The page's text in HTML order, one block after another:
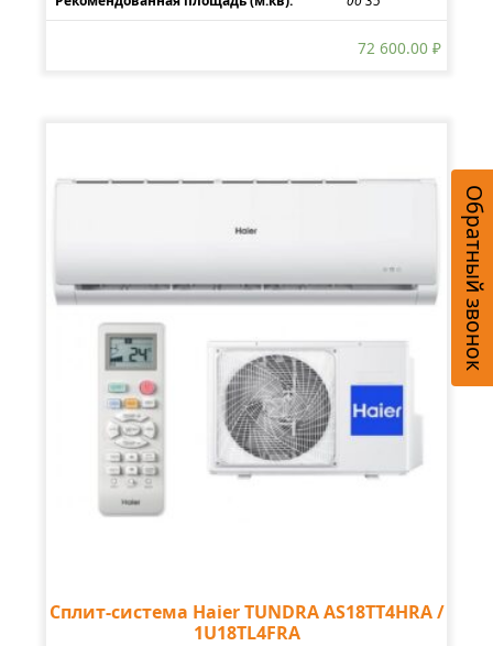
72 600.00 ₽
Сплит-система Haier TUNDRA AS18TT4HRA /
1U18TL4FRA
Обратный звонок